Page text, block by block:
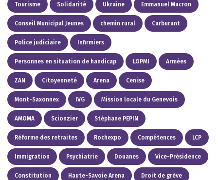
Tourisme Solidarité Ukraine Emmanuel Macron
Conseil Municipal Jeunes chemin rural Carburant
Police judiciaire Infirmiers
Personnes en situation de handicap LOPMI Armées
ZAN Citoyenneté Arena Cenise
Mont-Saxonnex IVG Mission locale du Genevois
AMOMA Scionzier Stéphane PEPIN
Réforme des retraites Rochexpo Compétences LCP
Immigration Psychiatrie Douanes Vice-Présidence
Constitution Haute-Savoie Arena Droit de grève